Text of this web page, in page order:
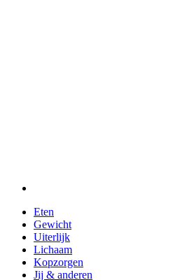
Eten
Gewicht
Uiterlijk
Lichaam
Kopzorgen
Jij & anderen